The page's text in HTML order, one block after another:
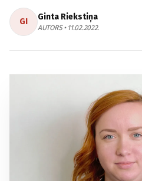
GI Ginta Riekstiņa
AUTORS • 11.02.2022.